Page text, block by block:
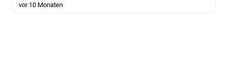
vor 10 Monaten